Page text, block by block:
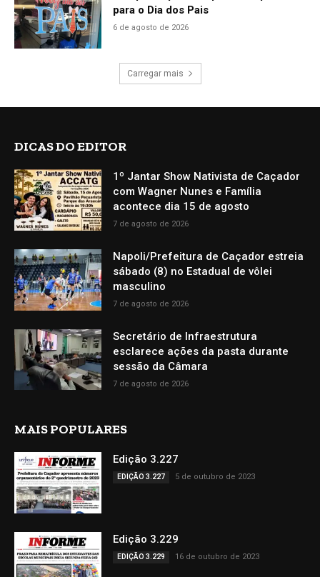
para o Dia dos Pais
6 de agosto de 2026
Carregar mais
DICAS DO EDITOR
1º Jantar Show Nativista de Caçador
com Wagner Nunes e Família
acontece dia 15 de agosto
7 de agosto de 2026
Napoli/Prefeitura de Caçador estreia
sábado (8) no Estadual de vôlei
masculino
7 de agosto de 2026
Secretário de Infraestrutura
esclarece ações da pasta durante
sessão da Câmara
7 de agosto de 2026
MAIS POPULARES
Edição 3.227
EDIÇÃO 3.227 5 de outubro de 2023
Edição 3.229
EDIÇÃO 3.229 16 de outubro de 2023